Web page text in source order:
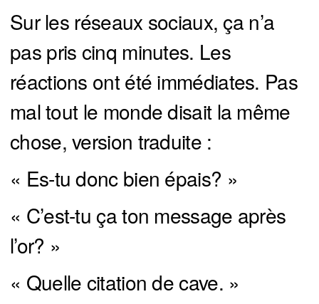
Sur les réseaux sociaux, ça n’a
pas pris cinq minutes. Les
réactions ont été immédiates. Pas
mal tout le monde disait la même
chose, version traduite :
« Es-tu donc bien épais? »
« C’est-tu ça ton message après
l’or? »
« Quelle citation de cave. »